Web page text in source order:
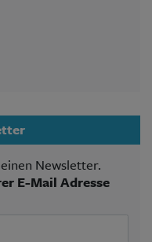
Newsletter.
E-Mail Adresse